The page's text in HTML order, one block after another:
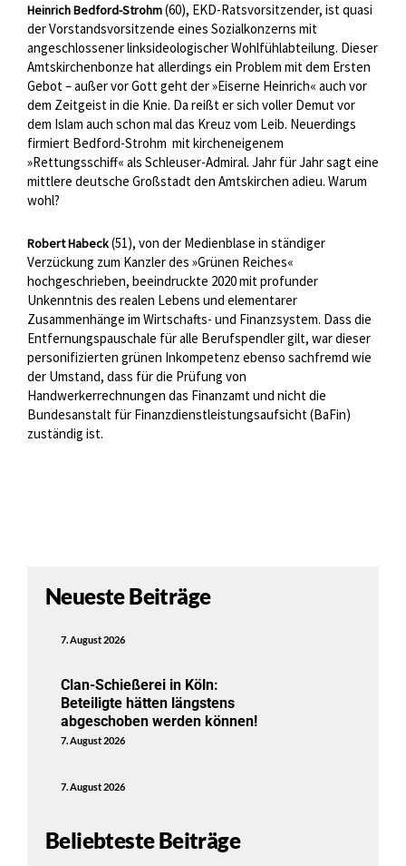
Heinrich Bedford-Strohm(60), EKD-Ratsvorsitzender, ist quasi
der Vorstandsvorsitzende eines Sozialkonzerns mit
angeschlossener linksideologischer Wohlfühlabteilung. Dieser
Amtskirchenbonze hat allerdings ein Problem mit dem Ersten
Gebot – außer vor Gott geht der »Eiserne Heinrich« auch vor
dem Zeitgeist in die Knie. Da reißt er sich voller Demut vor
dem Islam auch schon mal das Kreuz vom Leib. Neuerdings
firmiert Bedford-Strohm mit kircheneigenem
»Rettungsschiff« als Schleuser-Admiral. Jahr für Jahr sagt eine
mittlere deutsche Großstadt den Amtskirchen adieu. Warum
wohl?
Robert Habeck(51), von der Medienblase in ständiger
Verzückung zum Kanzler des »Grünen Reiches«
hochgeschrieben, beeindruckte 2020 mit profunder
Unkenntnis des realen Lebens und elementarer
Zusammenhänge im Wirtschafts- und Finanzsystem. Dass die
Entfernungspauschale für alle Berufspendler gilt, war dieser
personifizierten grünen Inkompetenz ebenso sachfremd wie
der Umstand, dass für die Prüfung von
Handwerkerrechnungen das Finanzamt und nicht die
Bundesanstalt für Finanzdienstleistungsaufsicht (BaFin)
zuständig ist.
Neueste Beiträge
7. August 2026
Clan-Schießerei in Köln:
Beteiligte hätten längstens
abgeschoben werden können!
7. August 2026
7. August 2026
Beliebteste Beiträge